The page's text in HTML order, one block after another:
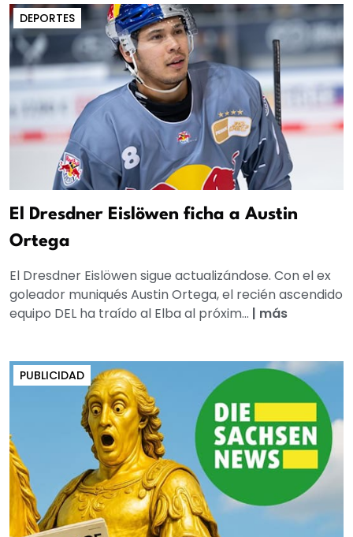
DEPORTES
El Dresdner Eislöwen ficha a Austin
Ortega
El Dresdner Eislöwen sigue actualizándose. Con el ex
goleador muniqués Austin Ortega, el recién ascendido
equipo DEL ha traído al Elba al próxim... | más
PUBLICIDAD